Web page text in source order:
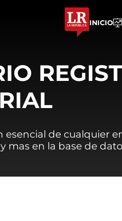
INICIO
esencial de cualquier
mas en la base de